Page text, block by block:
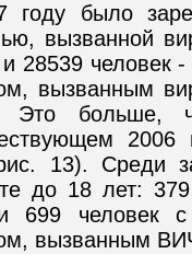
году было
вызванной
28539 человек
вызванным
Это больше,
2006
13). Среди
до 18 лет:
699 человек с
вызванным